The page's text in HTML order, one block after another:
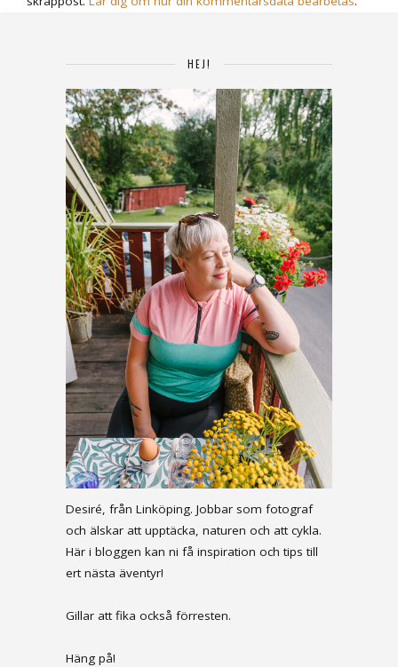
HEJ!
Desiré, från Linköping. Jobbar som fotograf
och älskar att upptäcka, naturen och att cykla.
Här i bloggen kan ni få inspiration och tips till
ert nästa äventyr!
Gillar att fika också förresten.
Häng på!